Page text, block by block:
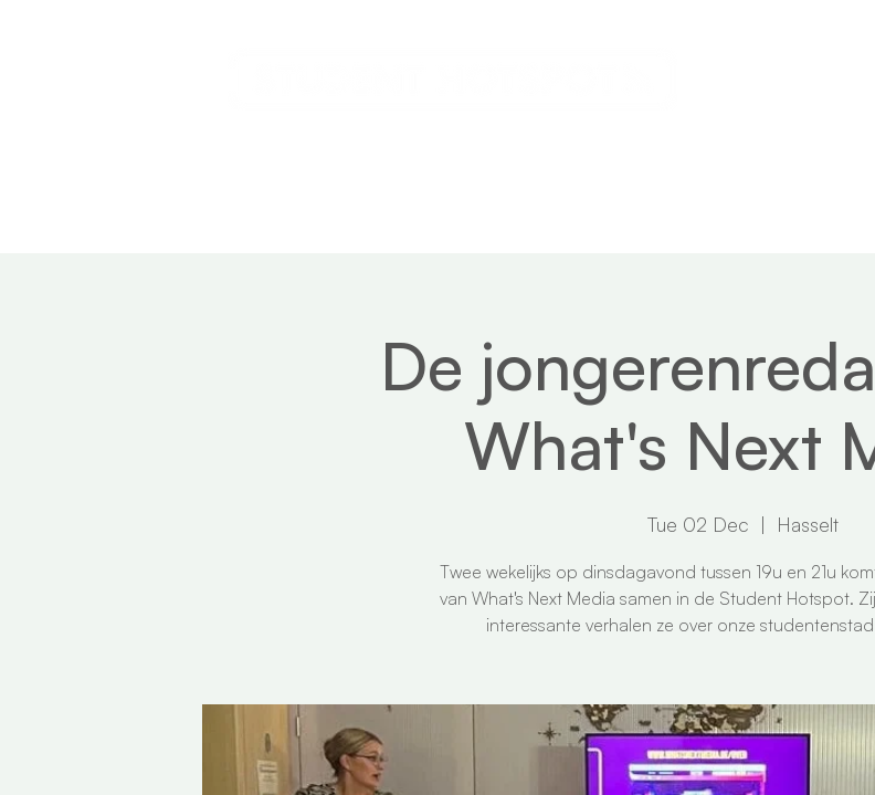
De
What's Next
Tue 02 Dec
  |
Hasselt
Twee wekelijks op dinsdagavond tussen 19u en 21u
van What's Next Media samen in de Student Hotspot.